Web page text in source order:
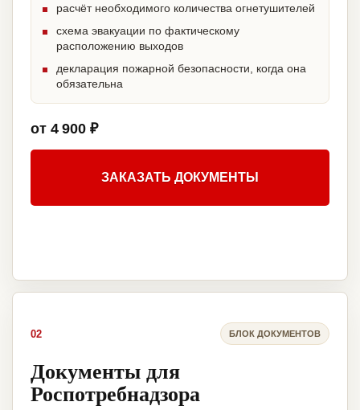
расчёт необходимого количества огнетушителей
схема эвакуации по фактическому
расположению выходов
декларация пожарной безопасности, когда она
обязательна
от 4 900 ₽
ЗАКАЗАТЬ ДОКУМЕНТЫ
02 БЛОК ДОКУМЕНТОВ
Документы для
Роспотребнадзора